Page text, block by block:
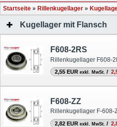
Startseite » Rillenkugellager »
Kugellager mit Flansch
F608-2RS
Rillenkugellager F608-
2,55 EUR exkl. MwSt. /
F608-ZZ
Rillenkugellager F-608-
2,82 EUR exkl. MwSt. /